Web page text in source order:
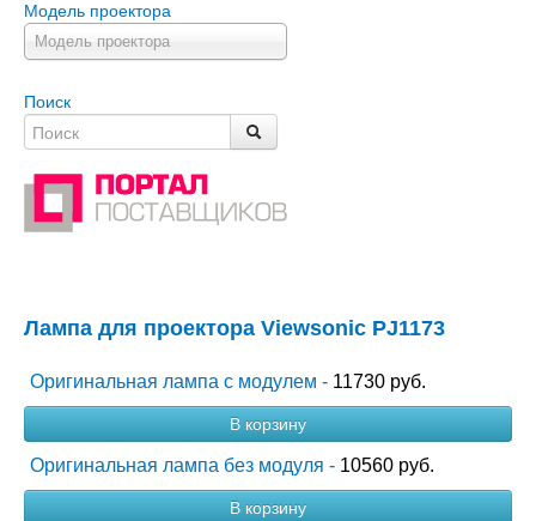
Модель проектора
Модель проектора
Поиск
Лампа для проектора Viewsonic PJ1173
Оригинальная лампа с модулем - 11730 руб.
В корзину
Оригинальная лампа без модуля - 10560 руб.
В корзину